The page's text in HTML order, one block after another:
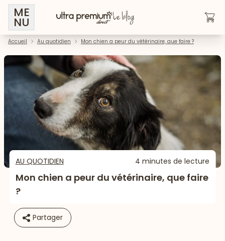
ME
NU
Accueil Au quotidien Mon chien a peur du vétérinaire, que faire ?
AU QUOTIDIEN 4 minutes de lecture
Mon chien a peur du vétérinaire, que faire
?
Partager